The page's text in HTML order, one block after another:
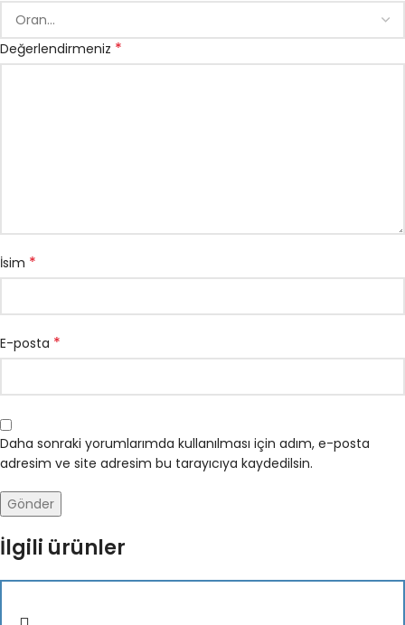
Değerlendirmeniz *
İsim *
E-posta *
Daha sonraki yorumlarımda kullanılması için adım, e-posta
adresim ve site adresim bu tarayıcıya kaydedilsin.
İlgili ürünler